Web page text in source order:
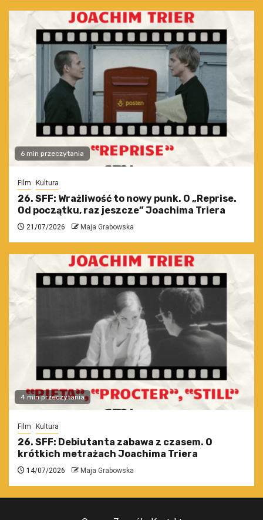
6 min przeczytania
Film Kultura
26. SFF: Wrażliwość to nowy punk. O „Reprise.
Od początku, raz jeszcze” Joachima Triera
21/07/2026 Maja Grabowska
4 min przeczytania
Film Kultura
26. SFF: Debiutanta zabawa z czasem. O
krótkich metrażach Joachima Triera
14/07/2026 Maja Grabowska